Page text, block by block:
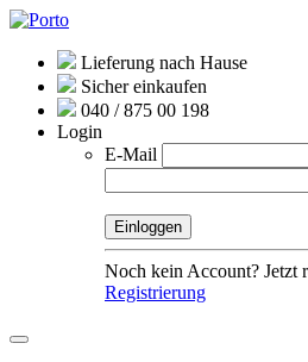
Lieferung nach Hause
Sicher einkaufen
040 / 875 00 198
Login
E-Mail
Noch kein Account? Jetzt
Registrierung